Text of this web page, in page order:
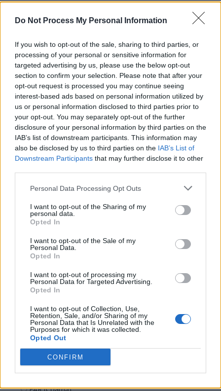
Do Not Process My Personal Information
If you wish to opt-out of the sale, sharing to third parties, or
processing of your personal or sensitive information for
targeted advertising by us, please use the below opt-out
section to confirm your selection. Please note that after your
opt-out request is processed you may continue seeing
interest-based ads based on personal information utilized by
us or personal information disclosed to third parties prior to
your opt-out. You may separately opt-out of the further
disclosure of your personal information by third parties on the
IAB’s list of downstream participants. This information may
also be disclosed by us to third parties on the IAB’s List of
Downstream Participants that may further disclose it to other
Personal Data Processing Opt Outs
I want to opt-out of the Sharing of my
personal data.
Opted In
I want to opt-out of the Sale of my
Personal Data.
Opted In
I want to opt-out of processing my
Personal Data for Targeted Advertising.
Opted In
I want to opt-out of Collection, Use,
Retention, Sale, and/or Sharing of my
Personal Data that Is Unrelated with the
Purposes for which it was collected.
Opted Out
CONFIRM
Sondaj
Ce partid ați vota dacă alegerile parlamentare ar avea
loc duminica viitoare?
USR
PNL
PSD
AUR
PNȚMM
REPER
SENS
SOS (Șoșoacă)
POT (Gavrilă)
PACE (Peia)
PDF (Lazarus)
PUSL (D. Voiculescu)
PNCR (Terheș)
Partidul Patrioților (Surugiu)